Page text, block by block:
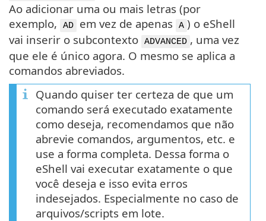
Ao adicionar uma ou mais letras (por
exemplo,
AD em vez de apenas A ) o eShell
vai inserir o subcontexto
ADVANCED , uma vez
que ele é único agora. O mesmo se aplica a
comandos abreviados.
Quando quiser ter certeza de que um
comando será executado exatamente
como deseja, recomendamos que não
abrevie comandos, argumentos, etc. e
use a forma completa. Dessa forma o
eShell vai executar exatamente o que
você deseja e isso evita erros
indesejados. Especialmente no caso de
arquivos/scripts em lote.